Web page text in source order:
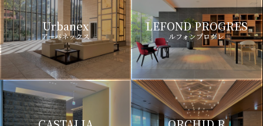
Urbanex
アーバネックス
LEFOND PROGRES
ルフォンプログレ